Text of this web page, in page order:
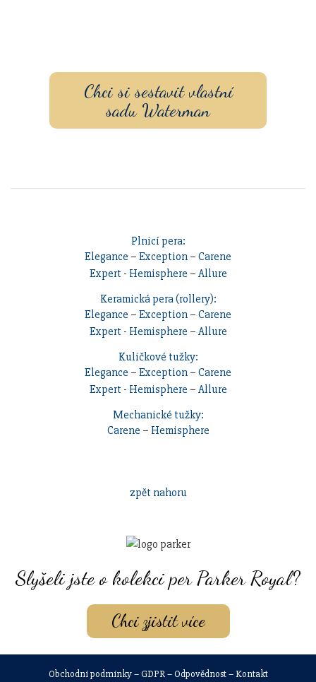
Chci si sestavit vlastní
sadu Waterman
Plnicí pera:
Elegance – Exception – Carene
Expert - Hemisphere – Allure
Keramická pera (rollery):
Elegance – Exception – Carene
Expert - Hemisphere – Allure
Kuličkové tužky:
Elegance – Exception – Carene
Expert - Hemisphere – Allure
Mechanické tužky:
Carene – Hemisphere
zpět nahoru
Slyšeli jste o kolekci per Parker Royal?
Chci zjistit více
Obchodní podmínky–GDPR–Odpovědnost–Kontakt